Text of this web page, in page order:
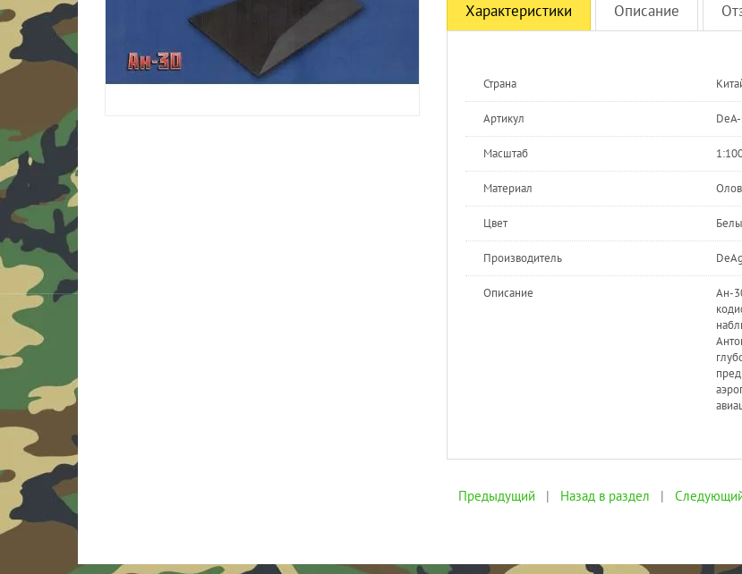
Характеристики Описание
Страна
Артикул
Масштаб
Материал
Цвет
Производитель
Описание
Ан-
Предыдущий | Назад в раздел |